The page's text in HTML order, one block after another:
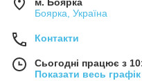
м. Боярка
Боярка, Україна
Контакти
Сьогодні працює з
Показати весь